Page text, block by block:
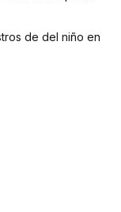
de del niño en